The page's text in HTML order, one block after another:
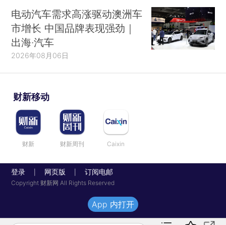
电动汽车需求高涨驱动澳洲车
市增长 中国品牌表现强劲｜
出海·汽车
2026年08月06日
财新移动
财新 财新周刊 Caixin
登录 网页版 订阅电邮
Copyright 财新网 All Rights Reserved
App 内打开